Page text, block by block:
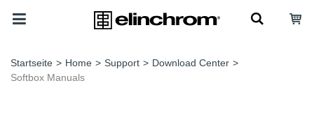
Startseite > Home > Support > Download Center >
Softbox Manuals